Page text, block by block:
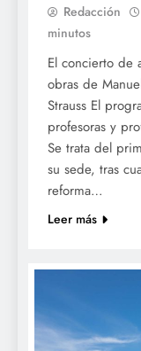
Redacción
minutos
El concierto de
obras de
Strauss El
profesoras y
Se trata del
su sede, tras
reforma…
Leer más